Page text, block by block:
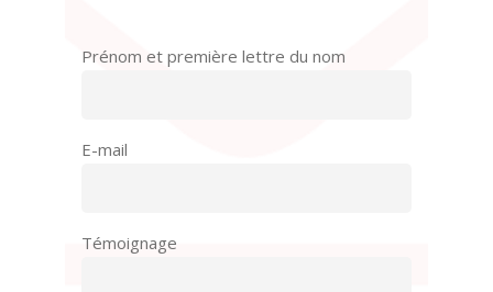
Prénom et première lettre du nom
E-mail
Témoignage